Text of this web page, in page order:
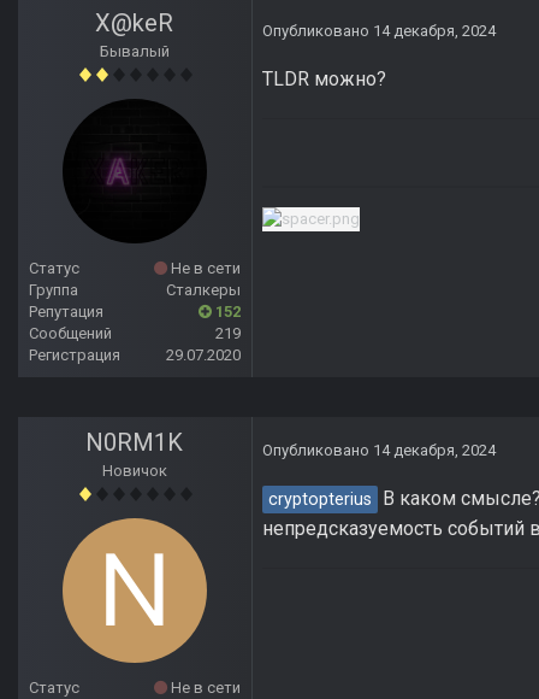
X@keR
Бывалый
Статус
Не в сети
Группа
Сталкеры
Репутация
152
Сообщений
219
Регистрация
29.07.2020
Опубликовано 14 декабря, 2024
TLDR можно?
N0RM1K
Новичок
Статус
Не в сети
Опубликовано 14 декабря, 2024
cryptopterius
В каком
непредсказуемость событий